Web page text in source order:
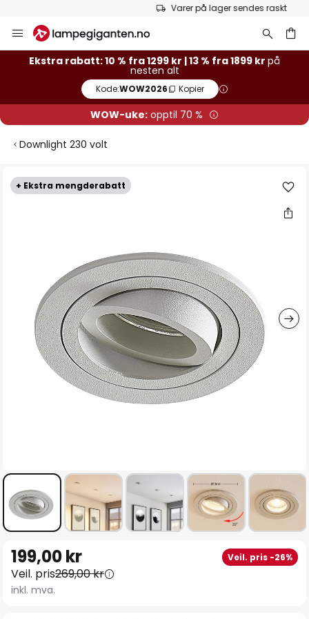
Varer på lager sendes raskt
Hopp
til
innhold
Ekstra rabatt: 10 % fra 1299 kr | 13 % fra 1899 kr på
nesten alt
Kode:WOW2026 Kopier
WOW-uke: opptil 70 %
Downlight 230 volt
+ Ekstra mengderabatt
Gå
til
begynnelsen
av
199,00 kr Veil. pris -26%
Veil. pris269,00 kr
inkl. mva.